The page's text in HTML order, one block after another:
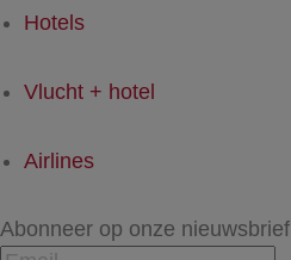
Hotels
Vlucht + hotel
Airlines
Abonneer op onze nieuwsbrief